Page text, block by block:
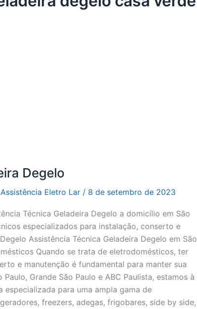
Degelo
Assistência Eletro Lar / 8 de setembro de 2023
Técnica Geladeira Degelo a domicílio em São
especializados para instalação, conserto e
Assistência Técnica Geladeira Degelo em São
Quando se trata de eletrodomésticos, ter
e manutenção é fundamental para manter sua
Grande São Paulo e ABC Paulista, estamos à
para uma ampla gama de
freezers, adegas, frigobares, side by side,